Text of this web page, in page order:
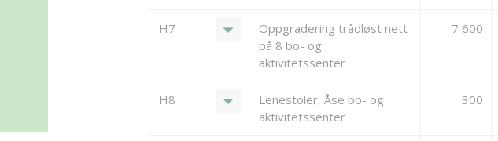
H7 arrow_drop_down
Oppgradering trådløst nett
på 8 bo- og
aktivitetssenter
7 600
H8 arrow_drop_down
Lenestoler, Åse bo- og
aktivitetssenter
300